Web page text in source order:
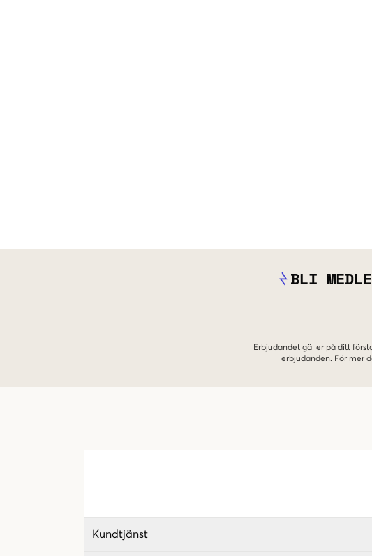
BLI
Erbjudandet gäller på ditt
erbjudanden. För mer
Kundtjänst